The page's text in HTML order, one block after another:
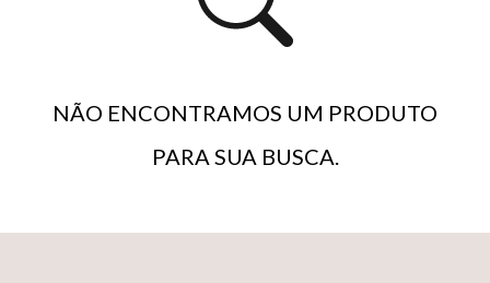
10% OFF NA PRIMEIRA COMPRA*
NÃO ENCONTRAMOS UM PRODUTO
PARA SUA BUSCA.